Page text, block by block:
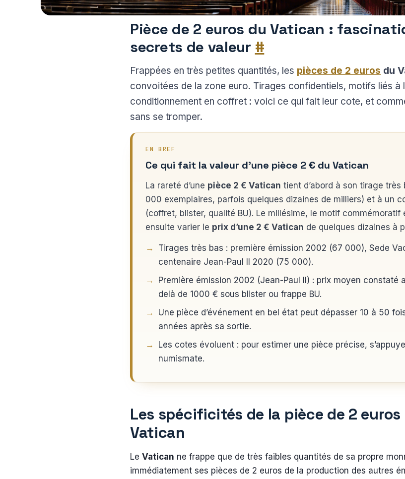
Pièce de 2 euros du Vatican :
secrets de valeur #
Frappées en très petites quantités, les pièces de 2 euros du
convoitées de la zone euro. Tirages confidentiels, motifs liés à
conditionnement en coffret : voici ce qui fait leur cote, et
sans se tromper.
EN BREF
Ce qui fait la valeur d’une pièce 2 € du Vatican
La rareté d’une pièce 2 € Vatican tient d’abord à son tirage
000 exemplaires, parfois quelques dizaines de milliers) et à un
(coffret, blister, qualité BU). Le millésime, le motif commémoratif
ensuite varier le prix d’une 2 € Vatican de quelques dizaines à
Tirages très bas : première émission 2002 (67 000), Sede
centenaire Jean-Paul II 2020 (75 000).
Première émission 2002 (Jean-Paul II) : prix moyen constaté
delà de 1000 € sous blister ou frappe BU.
Une pièce d’événement en bel état peut dépasser 10 à 50
années après sa sortie.
Les cotes évoluent : pour estimer une pièce précise,
numismate.
Les spécificités de la pièce de 2 euros
Vatican
Le Vatican ne frappe que de très faibles quantités de sa propre
immédiatement ses pièces de 2 euros de la production des autres